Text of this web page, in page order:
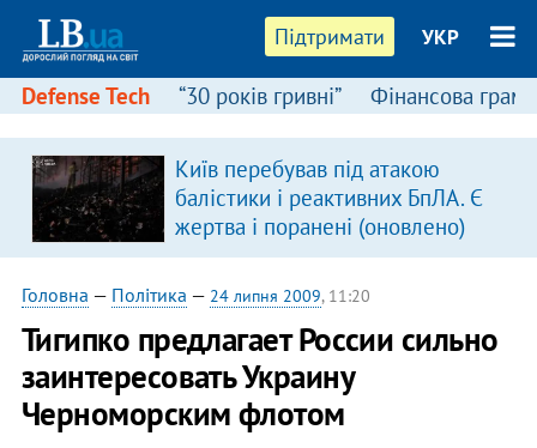
Підтримати УКР
Defense Tech “30 років гривні” Фінансова
Київ перебував під атакою
балістики і реактивних БпЛА. Є
жертва і поранені (оновлено)
Головна — Політика — 24 липня 2009, 11:20
Тигипко предлагает России сильно
заинтересовать Украину
Черноморским флотом